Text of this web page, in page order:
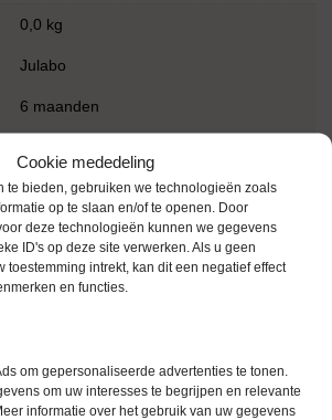
Cookie mededeling
te bieden, gebruiken we technologieën zoals
op te slaan en/of te openen. Door
deze technologieën kunnen we gegevens
ID's op deze site verwerken. Als u geen
toestemming intrekt, kan dit een negatief effect
en functies.
om gepersonaliseerde advertenties te tonen.
om uw interesses te begrijpen en relevante
informatie over het gebruik van uw gegevens
0,0 kg
Julabo
6 maanden